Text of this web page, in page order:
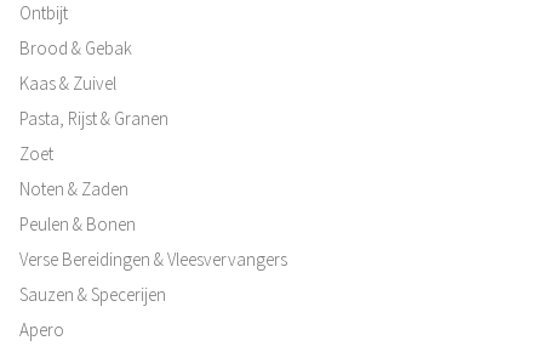
Ontbijt
Brood & Gebak
Kaas & Zuivel
Pasta, Rijst & Granen
Zoet
Noten & Zaden
Peulen & Bonen
Verse Bereidingen & Vleesvervangers
Sauzen & Specerijen
Apero